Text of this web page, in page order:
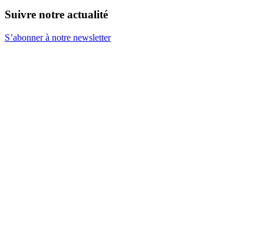
Suivre notre actualité
S’abonner à notre newsletter